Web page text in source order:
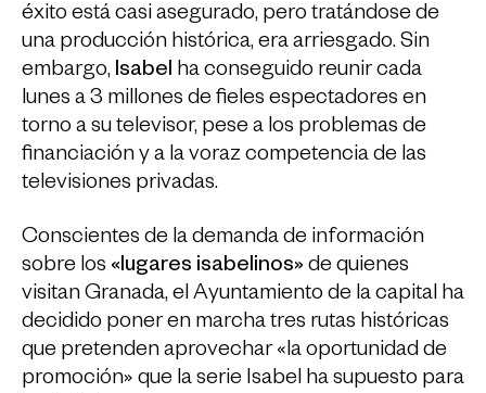
éxito está casi asegurado, pero tratándose de
una producción histórica, era arriesgado. Sin
embargo, Isabel ha conseguido reunir cada
lunes a 3 millones de fieles espectadores en
torno a su televisor, pese a los problemas de
financiación y a la voraz competencia de las
televisiones privadas.
Conscientes de la demanda de información
sobre los «lugares isabelinos» de quienes
visitan Granada, el Ayuntamiento de la capital ha
decidido poner en marcha tres rutas históricas
que pretenden aprovechar «la oportunidad de
promoción» que la serie Isabel ha supuesto para